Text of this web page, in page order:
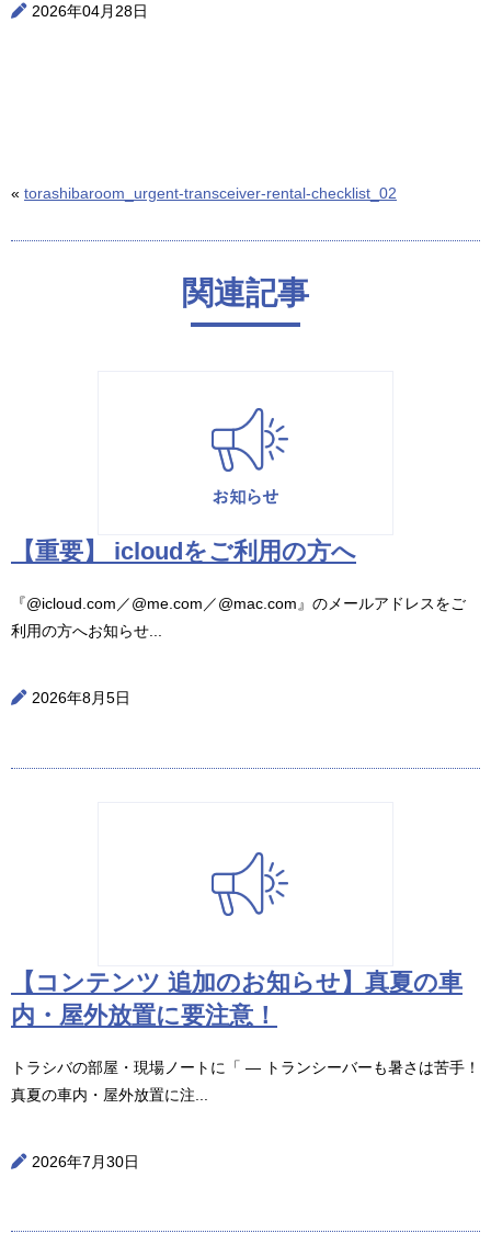
2026年04月28日
« torashibaroom_urgent-transceiver-rental-checklist_02
関連記事
【重要】 icloudをご利用の方へ
『@icloud.com／@me.com／@mac.com』のメールアドレスをご
利用の方へお知らせ...
2026年8月5日
【コンテンツ 追加のお知らせ】真夏の車
内・屋外放置に要注意！
トラシバの部屋・現場ノートに「 ― トランシーバーも暑さは苦手！
真夏の車内・屋外放置に注...
2026年7月30日